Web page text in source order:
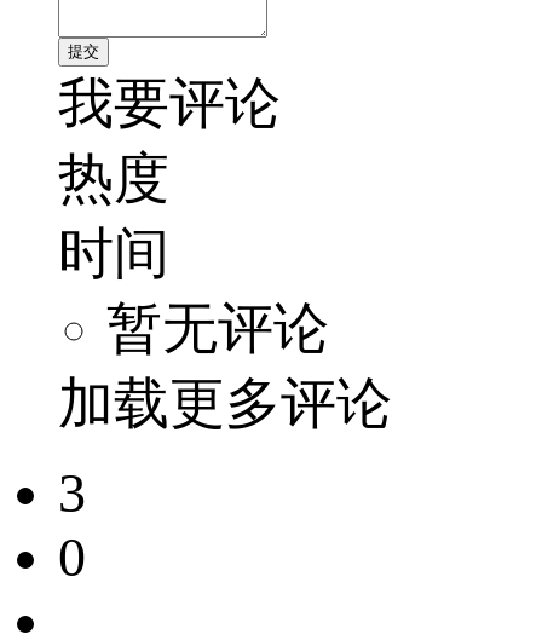
我要评论
热度
时间
暂无评论
加载更多评论
3
0